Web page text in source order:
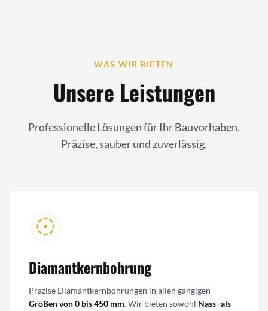
WAS WIR BIETEN
Unsere Leistungen
Professionelle Lösungen für Ihr Bauvorhaben.
Präzise, sauber und zuverlässig.
Diamantkernbohrung
Präzise Diamantkernbohrungen in allen gängigen
Größen von 0 bis 450 mm. Wir bieten sowohl Nass- als